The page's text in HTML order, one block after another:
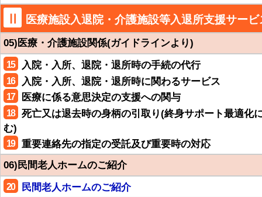
Ⅱ 医療施設入退院・介護施設等入退所支援サービ
05)医療・介護施設関係(ガイドラインより)
15 入院・入所、退院・退所時の手続の代行
16 入院・入所、退院・退所時に関わるサービス
17 医療に係る意思決定の支援への関与
18
死亡又は退去時の身柄の引取り(終身サポート最適化
む)
19
重要連絡先の指定の受託及び重要時の対応
06)民間老人ホームのご紹介
20 民間老人ホームのご紹介